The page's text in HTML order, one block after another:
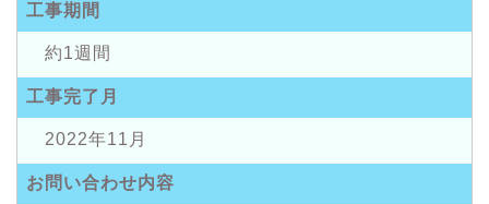
工事期間
約1週間
工事完了月
2022年11月
お問い合わせ内容